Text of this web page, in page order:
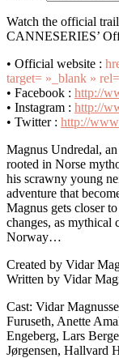
Watch the official
CANNESERIES’
• Official website :
target= »_blank »
• Facebook : http://
• Instagram : http://
• Twitter : http://
Magnus Undredal,
rooted in Norse
his scrawny young
adventure that
Magnus gets closer
changes, as mythical
Norway…
Created by Vidar
Written by Vidar
Cast: Vidar
Furuseth, Anette
Engeberg, Lars
Jørgensen, Hallvard